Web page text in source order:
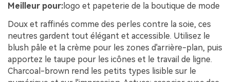
Meilleur pour: logo et papeterie de la boutique de mode
Doux et raffinés comme des perles contre la soie, ces
neutres gardent tout élégant et accessible. Utilisez le
blush pâle et la crème pour les zones d'arrière-plan, puis
apportez le taupe pour les icônes et le travail de ligne.
Charcoal-brown rend les petits types lisible sur le